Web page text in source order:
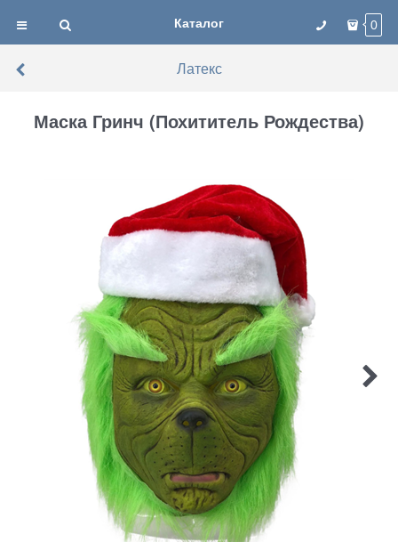
Каталог 0
Латекс
Маска Гринч (Похититель Рождества)